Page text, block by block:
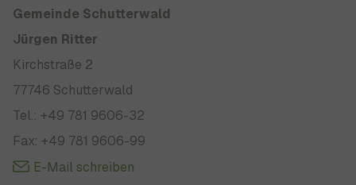
Gemeinde Schutterwald
Jürgen Ritter
Kirchstraße 2
77746 Schutterwald
Tel.: +49 781 9606-32
Fax: +49 781 9606-99
E-Mail schreiben